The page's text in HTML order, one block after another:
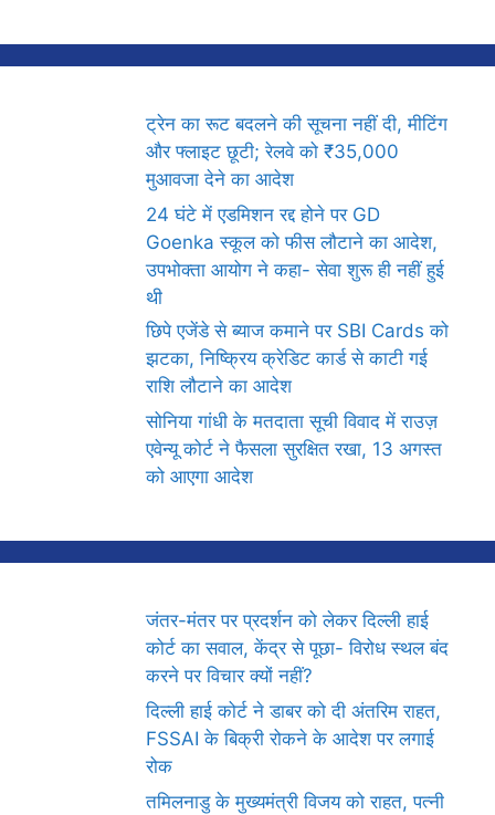
ट्रेन का रूट बदलने की सूचना नहीं दी, मीटिंग
और फ्लाइट छूटी; रेलवे को ₹35,000
मुआवजा देने का आदेश
24 घंटे में एडमिशन रद्द होने पर GD
Goenka स्कूल को फीस लौटाने का आदेश,
उपभोक्ता आयोग ने कहा- सेवा शुरू ही नहीं हुई
थी
छिपे एजेंडे से ब्याज कमाने पर SBI Cards को
झटका, निष्क्रिय क्रेडिट कार्ड से काटी गई
राशि लौटाने का आदेश
सोनिया गांधी के मतदाता सूची विवाद में राउज़
एवेन्यू कोर्ट ने फैसला सुरक्षित रखा, 13 अगस्त
को आएगा आदेश
जंतर-मंतर पर प्रदर्शन को लेकर दिल्ली हाई
कोर्ट का सवाल, केंद्र से पूछा- विरोध स्थल बंद
करने पर विचार क्यों नहीं?
दिल्ली हाई कोर्ट ने डाबर को दी अंतरिम राहत,
FSSAI के बिक्री रोकने के आदेश पर लगाई
रोक
तमिलनाडु के मुख्यमंत्री विजय को राहत, पत्नी